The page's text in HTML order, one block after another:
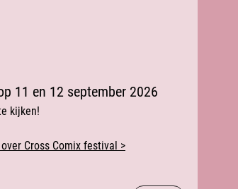
p 11 en 12 september 2026
kijken!
Cross Comix festival >